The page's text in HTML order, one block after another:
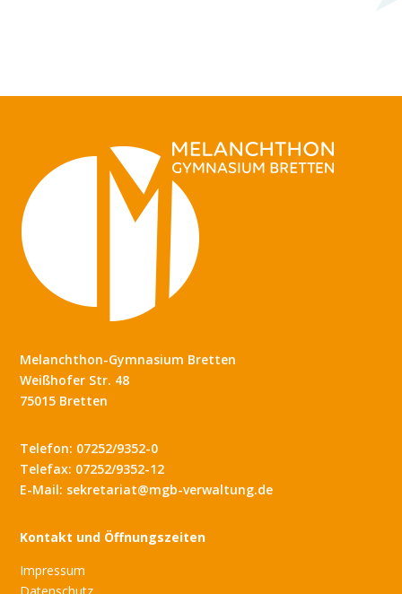
Melanchthon-Gymnasium Bretten
Weißhofer Str. 48
75015 Bretten
Telefon: 07252/9352-0
Telefax: 07252/9352-12
E-Mail: sekretariat@mgb-verwaltung.de
Kontakt und Öffnungszeiten
Impressum